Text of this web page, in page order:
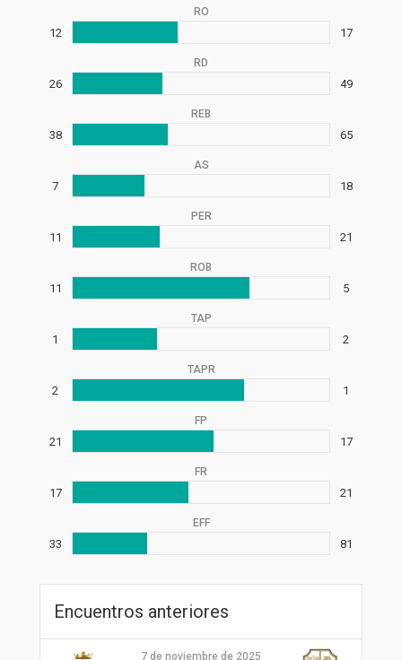
RO
12 17
RD
26 49
REB
38 65
AS
7 18
PER
11 21
ROB
11 5
TAP
1 2
TAPR
2 1
FP
21 17
FR
17 21
EFF
33 81
Encuentros anteriores
7 de noviembre de 2025